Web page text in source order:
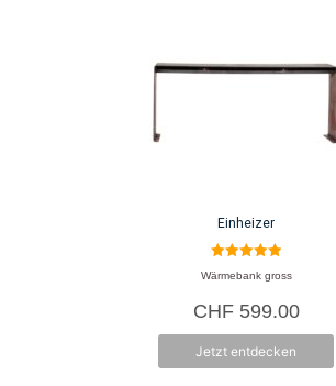
Einheizer
5.00
von 5
Wärmebank gross
CHF599.00
Jetzt entdecken